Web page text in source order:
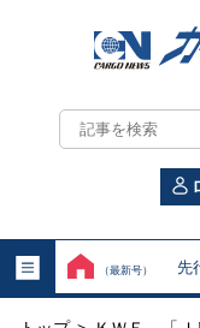
カ
ー
ニ
ュ
（最新号） 先